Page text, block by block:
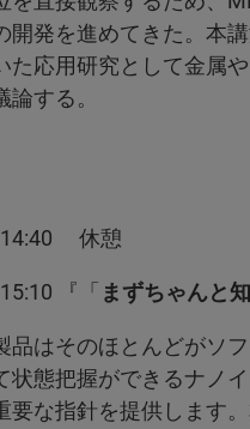
開発を進めてきた。本
た応用研究として金属
論する。
大学 生
授 栃
14:40 休憩
『「 まずちゃんと
品はそのほとんどがソ
状態把握ができるナノ
要な指針を提供します